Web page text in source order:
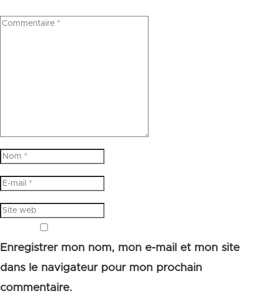
Enregistrer mon nom, mon e-mail et mon site
dans le navigateur pour mon prochain
commentaire.